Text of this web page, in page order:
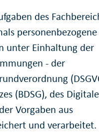
des
personenbezogene
unter Einhaltung der
- der
(BDSG), des
Vorgaben aus
und verarbeitet.